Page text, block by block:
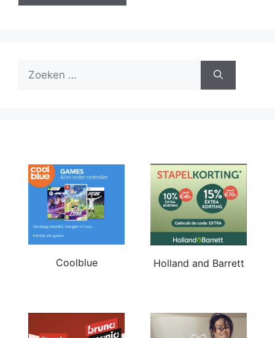
naar:
Coolblue Holland and Barrett